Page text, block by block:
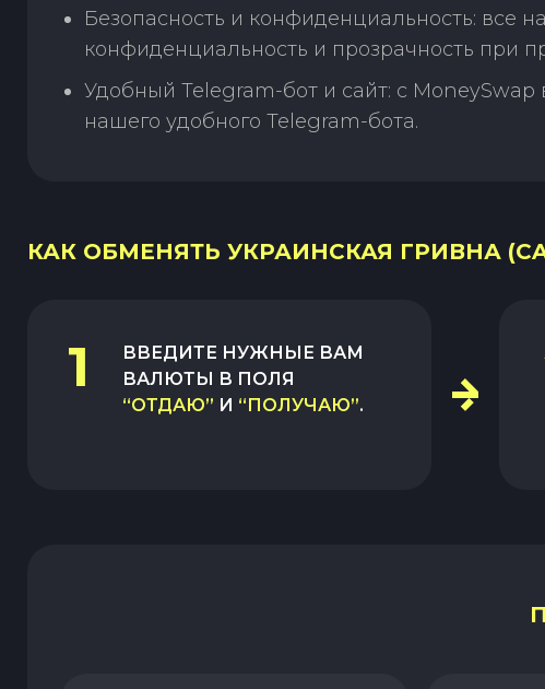
Безопасность и конфиденциальность:
конфиденциальность и прозрачность при
Удобный Telegram-бот и сайт: с
нашего удобного Telegram-бота.
КАК ОБМЕНЯТЬ УКРАИНСКАЯ ГРИВНА
1
ВВЕДИТЕ НУЖНЫЕ ВАМ
ВАЛЮТЫ В ПОЛЯ
“ОТДАЮ” И “ПОЛУЧАЮ”.